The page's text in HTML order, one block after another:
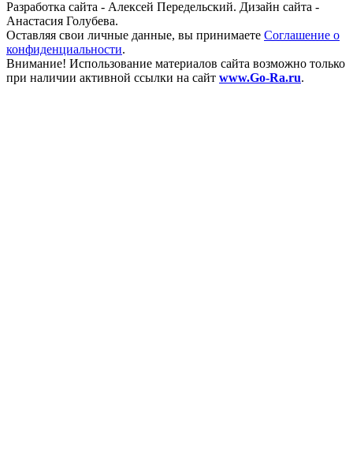
Разработка сайта - Алексей Передельский. Дизайн сайта -
Анастасия Голубева.
Оставляя свои личные данные, вы принимаете Соглашение о
конфиденциальности.
Внимание! Использование материалов сайта возможно только
при наличии активной ссылки на сайт www.Go-Ra.ru.